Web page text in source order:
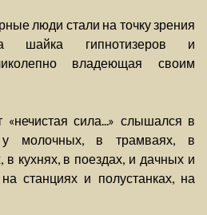
люди стали на точку зрения
шайка гипнотизеров и
владеющая своим
«нечистая сила...» слышался в
у молочных, в трамваях, в
в кухнях, в поездах, и дачных и
станциях и полустанках, на